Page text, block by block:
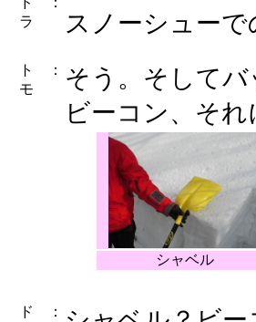
ラ
スノーシュー
ト
モ
：
そう。そして
ビーコン、そ
シャベル
ド ：